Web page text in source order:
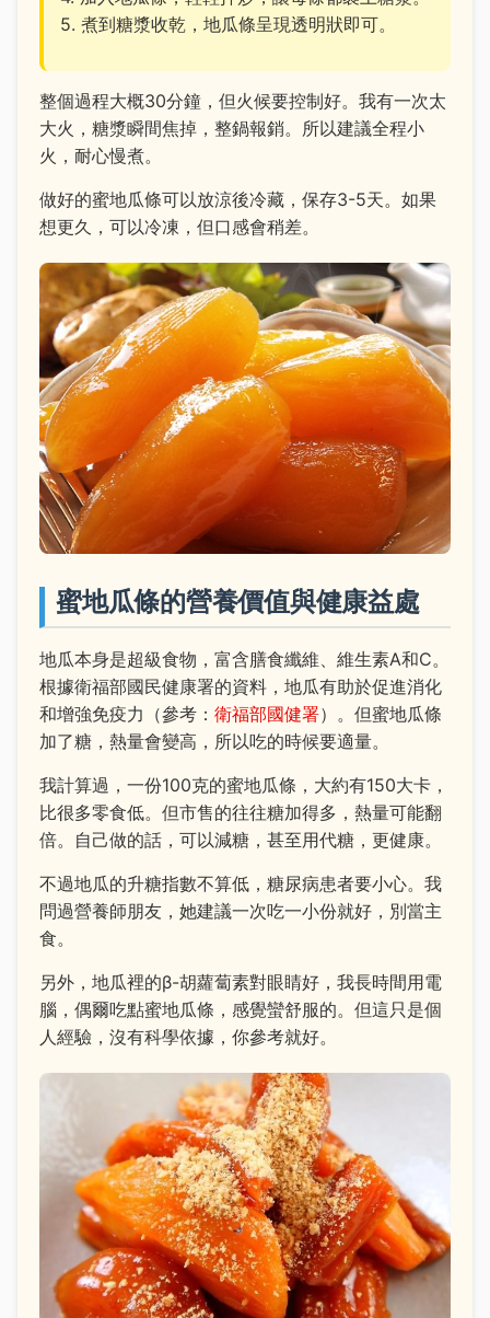
5. 煮到糖漿收乾，地瓜條呈現透明狀即可。
整個過程大概30分鐘，但火候要控制好。我有一次太
大火，糖漿瞬間焦掉，整鍋報銷。所以建議全程小
火，耐心慢煮。
做好的蜜地瓜條可以放涼後冷藏，保存3-5天。如果
想更久，可以冷凍，但口感會稍差。
蜜地瓜條的營養價值與健康益處
地瓜本身是超級食物，富含膳食纖維、維生素A和C。
根據衛福部國民健康署的資料，地瓜有助於促進消化
和增強免疫力（參考： 衛福部國健署）。但蜜地瓜條
加了糖，熱量會變高，所以吃的時候要適量。
我計算過，一份100克的蜜地瓜條，大約有150大卡，
比很多零食低。但市售的往往糖加得多，熱量可能翻
倍。自己做的話，可以減糖，甚至用代糖，更健康。
不過地瓜的升糖指數不算低，糖尿病患者要小心。我
問過營養師朋友，她建議一次吃一小份就好，別當主
食。
另外，地瓜裡的β-胡蘿蔔素對眼睛好，我長時間用電
腦，偶爾吃點蜜地瓜條，感覺蠻舒服的。但這只是個
人經驗，沒有科學依據，你參考就好。